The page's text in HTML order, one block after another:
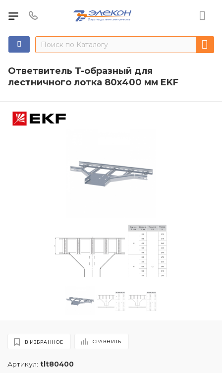
Ответвитель T-образный для
лестничного лотка 80х400 мм EKF
Артикул: tlt80400
В ИЗБРАННОЕ СРАВНИТЬ